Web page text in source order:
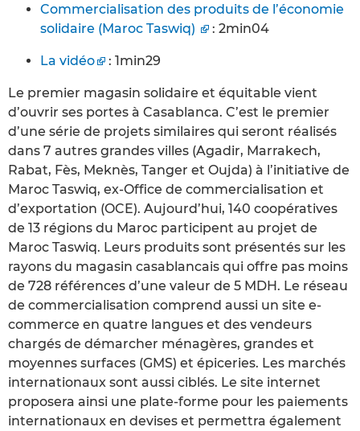
Commercialisation des produits de l’économie
solidaire (Maroc Taswiq)
: 2min04
La vidéo : 1min29
Le premier magasin solidaire et équitable vient
d’ouvrir ses portes à Casablanca. C’est le premier
d’une série de projets similaires qui seront réalisés
dans 7 autres grandes villes (Agadir, Marrakech,
Rabat, Fès, Meknès, Tanger et Oujda) à l’initiative de
Maroc Taswiq, ex-Office de commercialisation et
d’exportation (OCE). Aujourd’hui, 140 coopératives
de 13 régions du Maroc participent au projet de
Maroc Taswiq. Leurs produits sont présentés sur les
rayons du magasin casablancais qui offre pas moins
de 728 références d’une valeur de 5 MDH. Le réseau
de commercialisation comprend aussi un site e-
commerce en quatre langues et des vendeurs
chargés de démarcher ménagères, grandes et
moyennes surfaces (GMS) et épiceries. Les marchés
internationaux sont aussi ciblés. Le site internet
proposera ainsi une plate-forme pour les paiements
internationaux en devises et permettra également